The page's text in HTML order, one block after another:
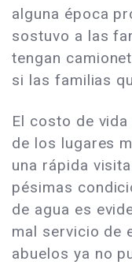
alguna época
sostuvo a las
tengan
si las familias
El costo de
de los lugares
una rápida
pésimas
de agua es
mal servicio de
abuelos ya no